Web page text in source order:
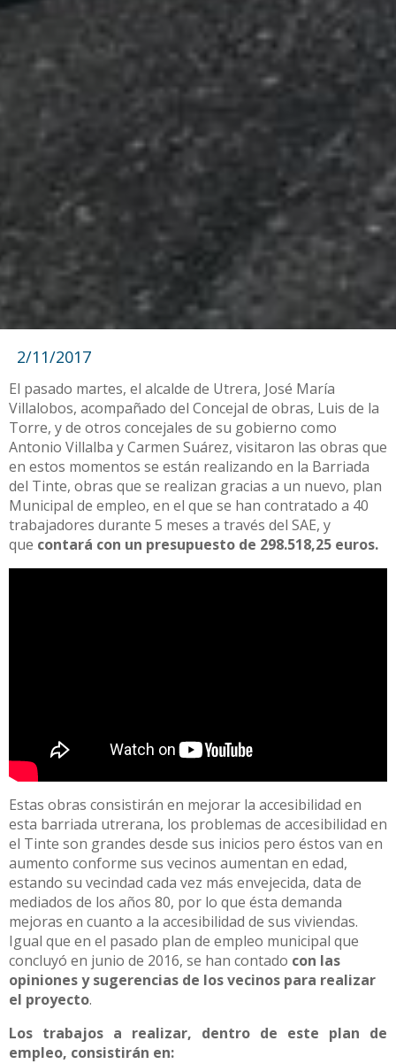
2/11/2017
El pasado martes, el alcalde de Utrera, José María
Villalobos, acompañado del Concejal de obras, Luis de la
Torre, y de otros concejales de su gobierno como
Antonio Villalba y Carmen Suárez, visitaron las obras que
en estos momentos se están realizando en la Barriada
del Tinte, obras que se realizan gracias a un nuevo, plan
Municipal de empleo, en el que se han contratado a 40
trabajadores durante 5 meses a través del SAE, y
que contará con un presupuesto de 298.518,25 euros.
Estas obras consistirán en mejorar la accesibilidad en
esta barriada utrerana, los problemas de accesibilidad en
el Tinte son grandes desde sus inicios pero éstos van en
aumento conforme sus vecinos aumentan en edad,
estando su vecindad cada vez más envejecida, data de
mediados de los años 80, por lo que ésta demanda
mejoras en cuanto a la accesibilidad de sus viviendas.
Igual que en el pasado plan de empleo municipal que
concluyó en junio de 2016, se han contado con las
opiniones y sugerencias de los vecinos para realizar
el proyecto.
Los trabajos a realizar, dentro de este plan de
empleo, consistirán en: